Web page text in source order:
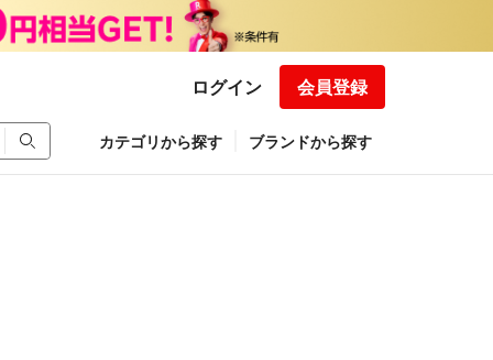
ログイン 会員登録
カテゴリから探す ブランドから探す